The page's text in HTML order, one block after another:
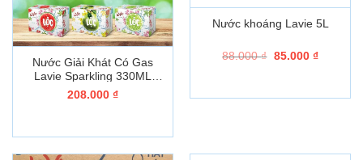
Nước Giải Khát Có Gas
Lavie Sparkling 330ML
Hương Dưa hấu Kiwi
208.000 ₫
Nước khoáng Lavie 5L
88.000₫ Giá
85.000 ₫Giá
85.000